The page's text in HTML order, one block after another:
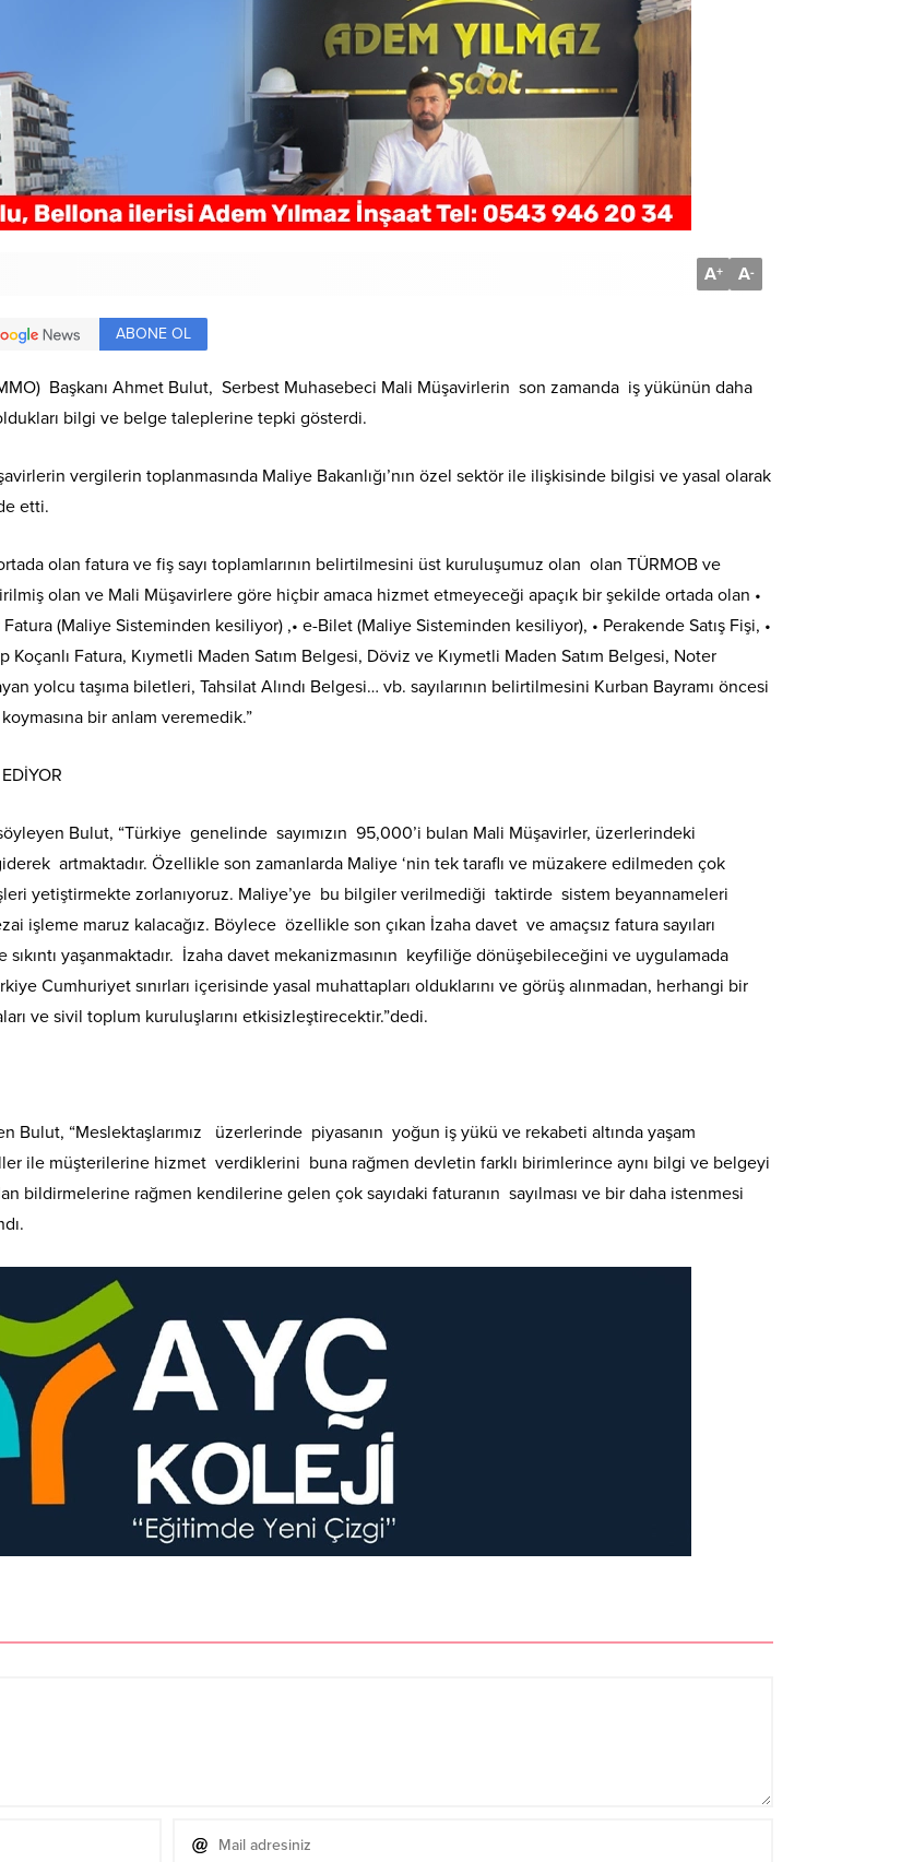
A+ A-
ABONE OL
Başkanı Ahmet Bulut, Serbest Muhasebeci Mali Müşavirlerin son zamanda iş yükünün daha
bilgi ve belge taleplerine tepki gösterdi.
vergilerin toplanmasında Maliye Bakanlığı’nın özel sektör ile ilişkisinde bilgisi ve yasal olarak
etti.
olan fatura ve fiş sayı toplamlarının belirtilmesini üst kuruluşumuz olan olan TÜRMOB ve
olan ve Mali Müşavirlere göre hiçbir amaca hizmet etmeyeceği apaçık bir şekilde ortada olan •
(Maliye Sisteminden kesiliyor) ,• e-Bilet (Maliye Sisteminden kesiliyor), • Perakende Satış Fişi, •
Fatura, Kıymetli Maden Satım Belgesi, Döviz ve Kıymetli Maden Satım Belgesi, Noter
yolcu taşıma biletleri, Tahsilat Alındı Belgesi… vb. sayılarının belirtilmesini Kurban Bayramı öncesi
bir anlam veremedik.”
Bulut, “Türkiye genelinde sayımızın 95,000’i bulan Mali Müşavirler, üzerlerindeki
artmaktadır. Özellikle son zamanlarda Maliye ‘nin tek taraflı ve müzakere edilmeden çok
yetiştirmekte zorlanıyoruz. Maliye’ye bu bilgiler verilmediği taktirde sistem beyannameleri
işleme maruz kalacağız. Böylece özellikle son çıkan İzaha davet ve amaçsız fatura sayıları
yaşanmaktadır. İzaha davet mekanizmasının keyfiliğe dönüşebileceğini ve uygulamada
Cumhuriyet sınırları içerisinde yasal muhattapları olduklarını ve görüş alınmadan, herhangi bir
ve sivil toplum kuruluşlarını etkisizleştirecektir.”dedi.
Bulut, “Meslektaşlarımız üzerlerinde piyasanın yoğun iş yükü ve rekabeti altında yaşam
ile müşterilerine hizmet verdiklerini buna rağmen devletin farklı birimlerince aynı bilgi ve belgeyi
bildirmelerine rağmen kendilerine gelen çok sayıdaki faturanın sayılması ve bir daha istenmesi